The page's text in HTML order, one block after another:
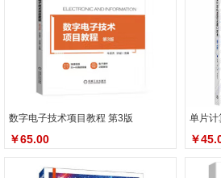
数字电子技术项目教程 第3版
￥65.00
单片计
￥